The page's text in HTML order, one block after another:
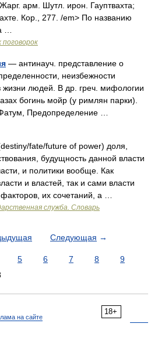
арм. Шутл. ирон. Гауптвахта;
Кор., 277. /em> По названию
…
поговорок
— антинауч. представление о
неизбежности
жизни людей. В др. греч. мифологии
богинь мойр (у римлян парки).
Предопределение …
fate/future of power) доля,
будущность данной власти
и политики вообще. Как
и властей, так и сами власти
их сочетаний, а …
служба. Словарь
Следующая →
5 6 7 8
9
18+
на сайте